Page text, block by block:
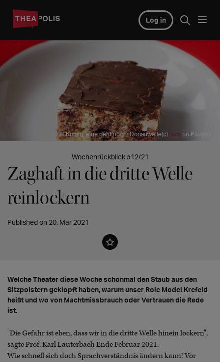
Log in
© Komm, eine geht noch: Donauwelle(c)Hans on Pixabay
Wochenrückblick #12/21
Zaghaft in die dritte Welle
reinlockern
Published on 20. Mar 2021
Welche Theater diese Woche schonmal den Staub aus den
Sitzpolstern geklopft haben, warum unser Role Model Krefeld
heißt und wo von Machtmissbrauch oder Vertrauen die Rede
ist.
"Die Gefahr ist eben, dass wir in die dritte Welle hinein lockern",
sagte Prof. Karl Lauterbach Ende Februar 2021.
Wie schnell sich doch Sprachverständnis ändern kann! Vor